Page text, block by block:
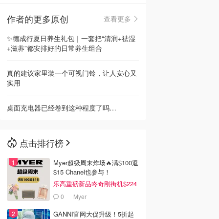
🇳🇿新西兰
作者的更多原创
查看更多
✨德成行夏日养生礼包｜一套把“清润+祛湿
+滋养”都安排好的日常养生组合
真的建议家里装一个可视门铃，让人安心又
实用
桌面充电器已经卷到这种程度了吗…
点击排行榜
Myer超级周末炸场🔥满$100返
$15 Chanel也参与！
乐高重磅新品咚奇刚街机$224
0 Myer
GANNI官网大促升级！5折起